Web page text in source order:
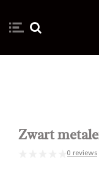
Zwart
0 reviews